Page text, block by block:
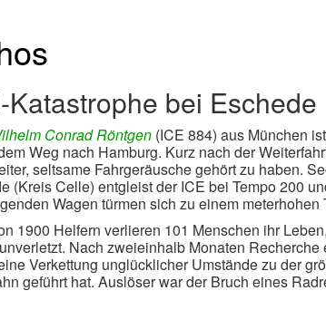
bei Eschede
Conrad Röntgen (ICE 884) aus München
Weg nach Hamburg. Kurz nach der
seltsame Fahrgeräusche gehört zu haben.
(Kreis Celle) entgleist der ICE bei Tempo 200
Wagen türmen sich zu einem meterhohen
1900 Helfern verlieren 101 Menschen ihr
Nach zweieinhalb Monaten Recherche
Verkettung unglücklicher Umstände zu der
geführt hat. Auslöser war der Bruch eines